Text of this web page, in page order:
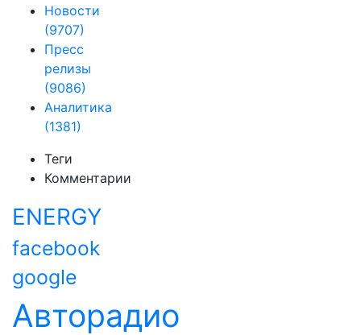
Новости
(9707)
Пресс
релизы
(9086)
Аналитика
(1381)
Теги
Комментарии
ENERGY
facebook
google
Авторадио